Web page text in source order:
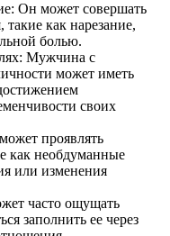
Он может совершать
как нарезание,
болью.
Мужчина с
может иметь
своих
проявлять
как необдуманные
или изменения
часто ощущать
заполнить ее через